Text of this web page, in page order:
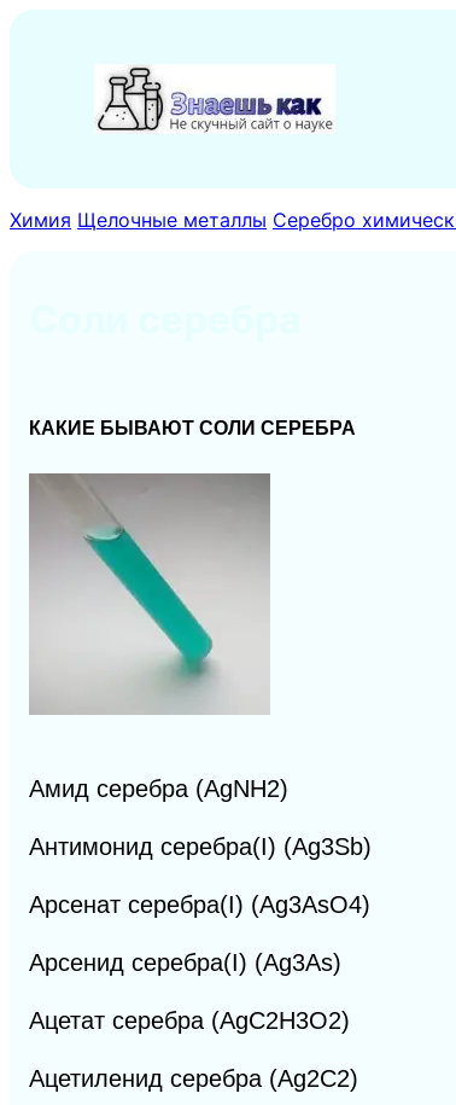
содержимому
Химия Щелочные металлы Серебро
КАКИЕ БЫВАЮТ СОЛИ СЕРЕБРА
Амид серебра (AgNH2)
Антимонид серебра(I) (Ag3Sb)
Арсенат серебра(I) (Ag3AsO4)
Арсенид серебра(I) (Ag3As)
Ацетат серебра (AgC2H3O2)
Ацетиленид серебра (Ag2C2)